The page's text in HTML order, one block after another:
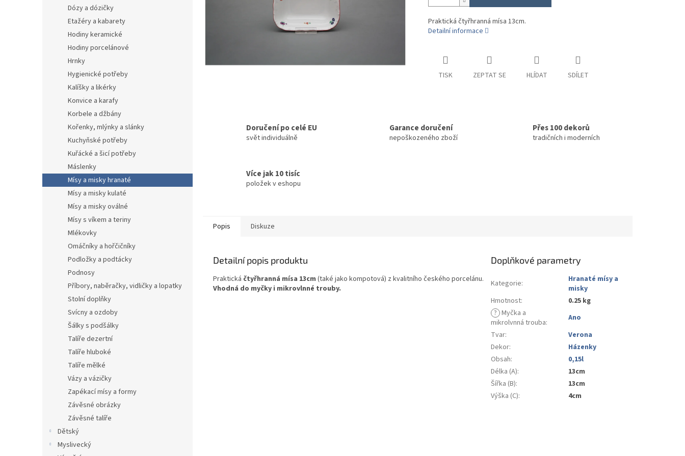
Dózy a dózičky
Etažéry a kabarety
Hodiny keramické
Hodiny porcelánové
Hrnky
Hygienické potřeby
Kalíšky a likérky
Konvice a karafy
Korbele a džbány
Kořenky, mlýnky a slánky
Kuchyňské potřeby
Kuřácké a šicí potřeby
Máslenky
Mísy a misky hranaté
Mísy a misky kulaté
Mísy a misky oválné
Mísy s víkem a teriny
Mlékovky
Omáčníky a hořčičníky
Podložky a podtácky
Podnosy
Příbory, naběračky, vidličky a lopatky
Stolní doplňky
Svícny a ozdoby
Šálky s podšálky
Talíře dezertní
Talíře hluboké
Talíře mělké
Vázy a vázičky
Zapékací mísy a formy
Závěsné obrázky
Závěsné talíře
Dětský
Myslivecký
Praktická čtyřhranná mísa 13cm.
Detailní informace
TISK ZEPTAT SE HLÍDAT SDÍLET
Doručení po celé EU
svět individuálně
Garance doručení
nepoškozeného zboží
Přes 100 dekorů
tradičních i moderních
Více jak 10 tisíc
položek v eshopu
Popis Diskuze
Detailní popis produktu
Praktická čtyřhranná mísa 13cm (také jako kompotová) z kvalitního českého porcelánu.
Vhodná do myčky i mikrovlnné trouby.
Doplňkové parametry
Kategorie:
Hranaté mísy a
misky
Hmotnost:
0.25 kg
? Myčka a
mikrolvnná trouba:
Ano
Tvar:
Verona
Dekor:
Házenky
Obsah:
0,15l
Délka (A):
13cm
Šířka (B):
13cm
Výška (C): 4cm